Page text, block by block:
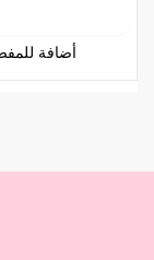
أضافة